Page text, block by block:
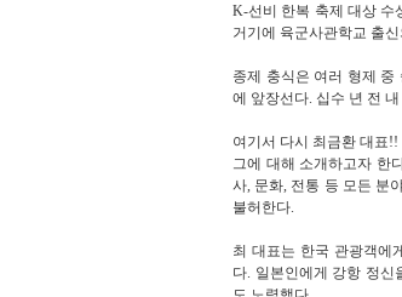
K-선비 한복 축제 대상 수
거기에 육군사관학교 출
종제 충식은 여러 형제
에 앞장선다. 십수 년 전
여기서 다시 최금환 대표!!
그에 대해 소개하고자 한
사, 문화, 전통 등 모든 분
불허한다.
최 대표는 한국 관광객에
다. 일본인에게 강항 정신